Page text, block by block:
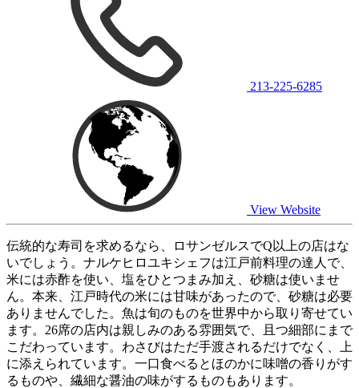
213-225-6285
View Website
伝統的な寿司を求めるなら、ロサンゼルスでQ以上の店はな
いでしょう。ナルケヒロユキシェフは江戸前料理の達人で、
米には赤酢を使い、塩をひとつまみ加え、砂糖は使いませ
ん。本来、江戸時代の米には甘味があったので、砂糖は必要
ありませんでした。魚は旬のものを世界中から取り寄せてい
ます。26席の店内は親しみのある雰囲気で、且つ細部にまで
こだわっています。わさびはただ手渡されるだけでなく、上
に添えられています。一口食べるとほのかに味噌の香りがす
るものや、繊細な醤油の味がするものもあります。